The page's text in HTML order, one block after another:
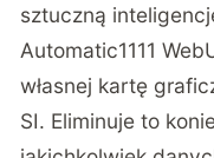
sztuczną
Automatic1111
własnej kartę
SI. Eliminuje to